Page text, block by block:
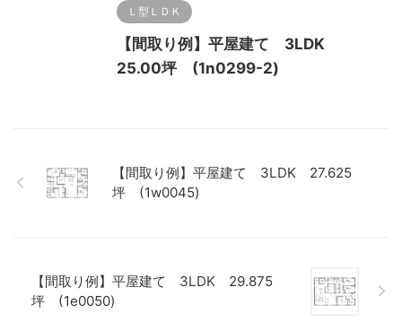
Ｌ型ＬＤＫ
【間取り例】平屋建て 3LDK
25.00坪 (1n0299-2)
【間取り例】平屋建て 3LDK 27.625
坪 (1w0045)
【間取り例】平屋建て 3LDK 29.875
坪 (1e0050)